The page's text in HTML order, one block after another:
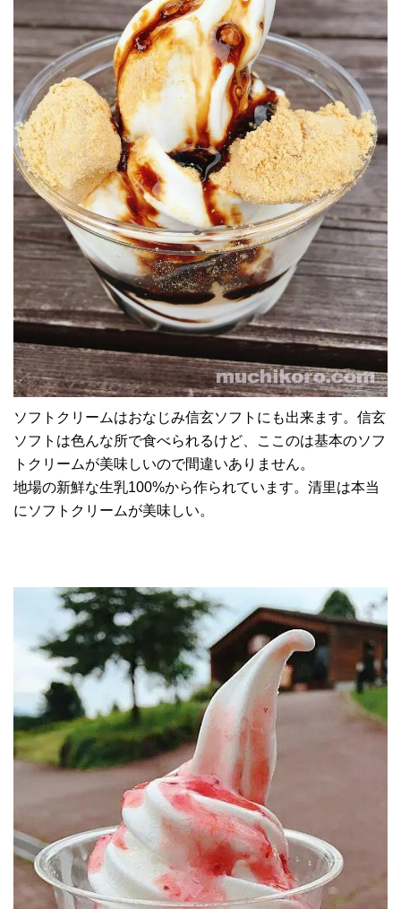
ソフトクリームはおなじみ信玄ソフトにも出来ます。信玄
ソフトは色んな所で食べられるけど、ここのは基本のソフ
トクリームが美味しいので間違いありません。
地場の新鮮な生乳100%から作られています。清里は本当
にソフトクリームが美味しい。